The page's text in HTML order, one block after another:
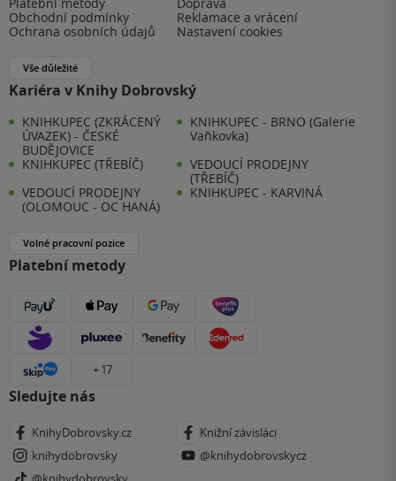
Obchodní podmínky
Reklamace a vrácení
Ochrana osobních údajů
Nastavení cookies
Vše důležité
Kariéra v Knihy Dobrovský
KNIHKUPEC (ZKRÁCENÝ
ÚVAZEK) - ČESKÉ
BUDĚJOVICE
KNIHKUPEC - BRNO (Galerie
Vaňkovka)
KNIHKUPEC (TŘEBÍČ)
VEDOUCÍ PRODEJNY
(TŘEBÍČ)
VEDOUCÍ PRODEJNY
(OLOMOUC - OC HANÁ)
KNIHKUPEC - KARVINÁ
Volné pracovní pozice
Platební metody
+ 17
Sledujte nás
KnihyDobrovsky.cz
Knižní závisláci
knihydobrovsky
@knihydobrovskycz